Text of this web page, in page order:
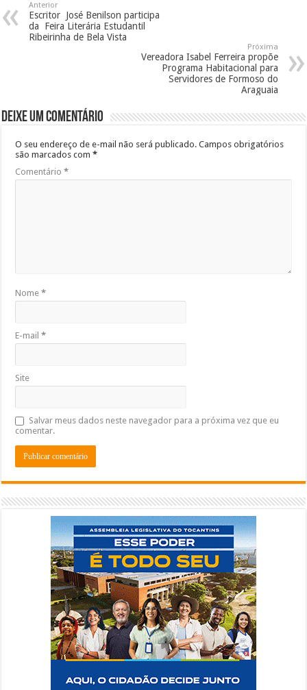
Anterior
Escritor José Benilson participa
da Feira Literária Estudantil
Ribeirinha de Bela Vista
Próxima
Vereadora Isabel Ferreira propõe
Programa Habitacional para
Servidores de Formoso do
Araguaia
Deixe um comentário
O seu endereço de e-mail não será publicado. Campos obrigatórios
são marcados com*
Comentário*
Nome*
E-mail*
Site
Salvar meus dados neste navegador para a próxima vez que eu
comentar.